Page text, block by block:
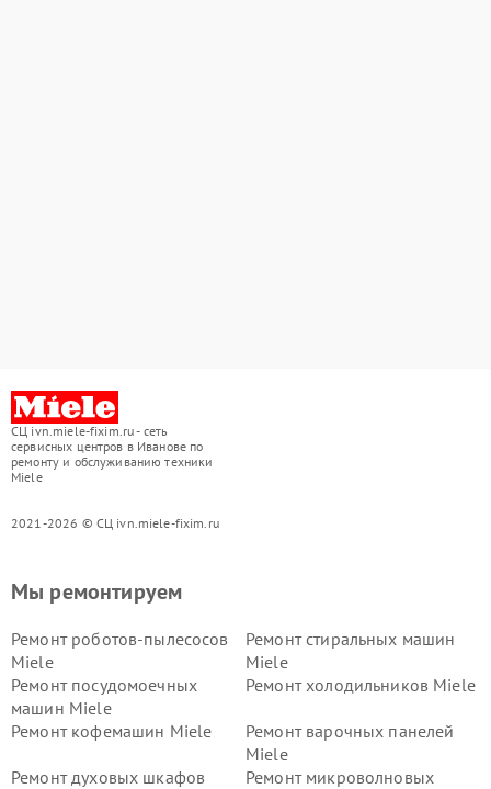
СЦ ivn.miele-fixim.ru - сеть
сервисных центров в Иванове по
ремонту и обслуживанию техники
Miele
2021-2026 © СЦ ivn.miele-fixim.ru
Мы ремонтируем
Ремонт роботов-пылесосов
Miele
Ремонт стиральных машин
Miele
Ремонт посудомоечных
машин Miele
Ремонт холодильников Miele
Ремонт кофемашин Miele
Ремонт варочных панелей
Miele
Ремонт духовых шкафов
Ремонт микроволновых